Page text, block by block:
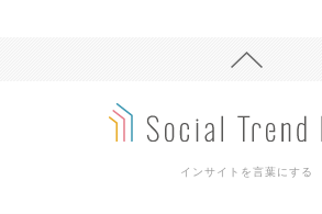
インサイトを言葉にする